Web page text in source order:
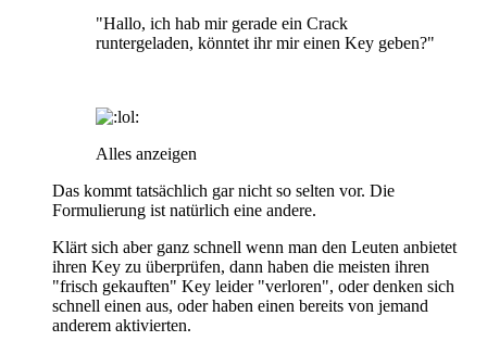
"Hallo, ich hab mir gerade ein Crack
runtergeladen, könntet ihr mir einen Key geben?"
Alles anzeigen
Das kommt tatsächlich gar nicht so selten vor. Die
Formulierung ist natürlich eine andere.
Klärt sich aber ganz schnell wenn man den Leuten anbietet
ihren Key zu überprüfen, dann haben die meisten ihren
"frisch gekauften" Key leider "verloren", oder denken sich
schnell einen aus, oder haben einen bereits von jemand
anderem aktivierten.